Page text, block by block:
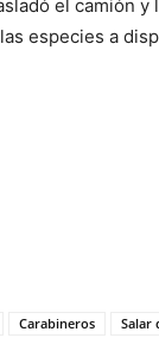
el camión
especies a
Carabineros Salar